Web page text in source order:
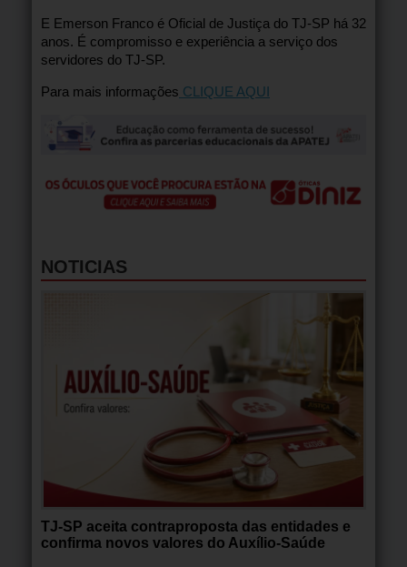
E Emerson Franco é Oficial de Justiça do TJ-SP há 32
anos. É compromisso e experiência a serviço dos
servidores do TJ-SP.
Para mais informações CLIQUE AQUI
NOTICIAS
TJ-SP aceita contraproposta das entidades e
confirma novos valores do Auxílio-Saúde